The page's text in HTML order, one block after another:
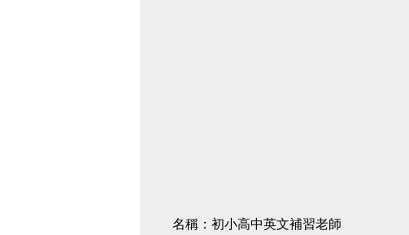
名稱：初小高中英文補習老師